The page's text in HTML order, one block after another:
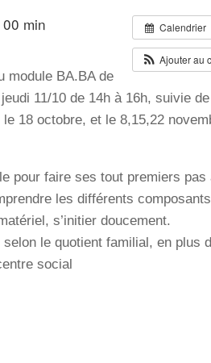
Calendrier
Ajouter au
min
module BA.BA de
11/10 de 14h à 16h, suivie
18 octobre, et le 8,15,22
pour faire ses tout premiers pas
les différents composants
s’initier doucement.
selon le quotient familial, en plus
social